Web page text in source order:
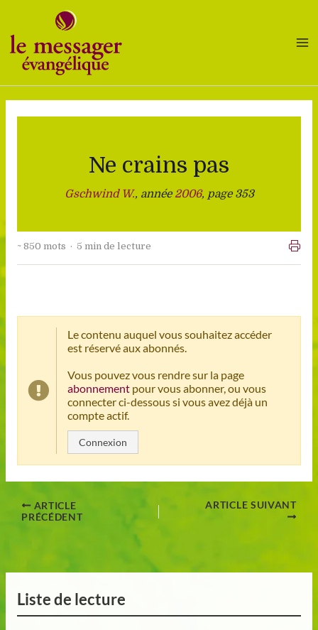
contenu
Ne crains pas
Gschwind W., année 2006, page 353
~ 850 mots · 5 min de lecture
Le contenu auquel vous souhaitez accéder
est réservé aux abonnés.
Vous pouvez vous rendre sur la page
abonnementpour vous abonner, ou vous
connecter ci-dessous si vous avez déjà un
compte actif.
Connexion
ARTICLE
PRÉCÉDENT
ARTICLE SUIVANT
Liste de lecture